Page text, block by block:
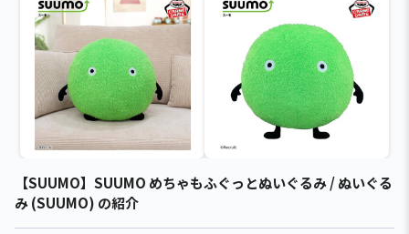
【SUUMO】SUUMO めちゃもふぐっとぬいぐるみ / ぬいぐる
み (SUUMO) の紹介